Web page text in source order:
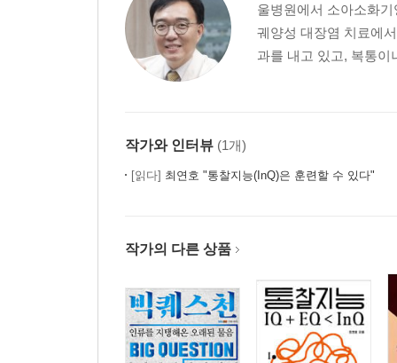
울병원에서 소아소화
궤양성 대장염 치료에
과를 내고 있고, 복통이
작가와 인터뷰 (1개)
[읽다] 최연호 "통찰지능(InQ)은 훈련할 수 있다"
작가의 다른 상품